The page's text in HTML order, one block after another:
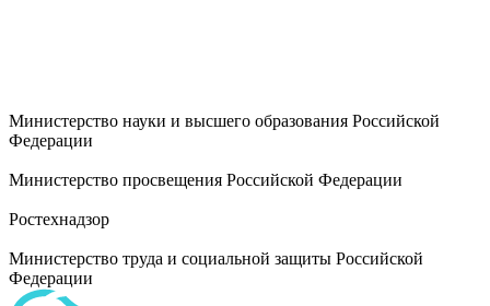
Министерство науки и высшего образования Российской
Федерации
Министерство просвещения Российской Федерации
Ростехнадзор
Министерство труда и социальной защиты Российской
Федерации